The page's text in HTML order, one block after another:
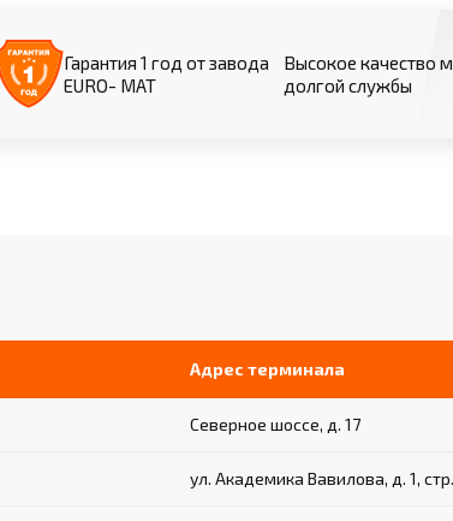
Гарантия 1 год от завода
EURO- МАТ
Высокое качество
долгой службы
Адрес терминала
Северное шоссе, д. 17
ул. Академика Вавилова, д. 1,